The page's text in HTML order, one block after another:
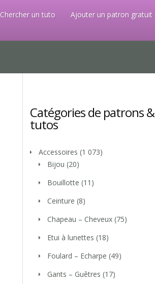
Chercher un tuto Ajouter un patron gratuit
Catégories de patrons &
tutos
Accessoires (1 073)
Bijou (20)
Bouillotte (11)
Ceinture (8)
Chapeau – Cheveux (75)
Etui à lunettes (18)
Foulard – Echarpe (49)
Gants – Guêtres (17)